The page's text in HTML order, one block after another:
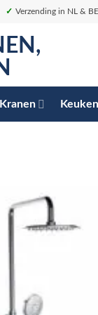
✓ Verzending in NL & BE
Kranen